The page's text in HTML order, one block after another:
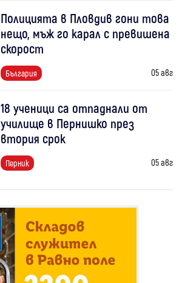
Полицията в Пловдив гони това
нещо, мъж го карал с превишена
скорост
България 05 авг
18 ученици са отпаднали от
училище в Пернишко през
втория срок
Перник 05 авг